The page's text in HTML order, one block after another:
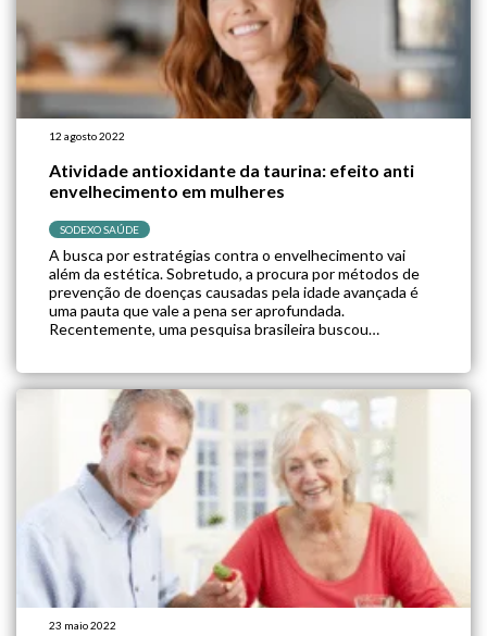
12 agosto 2022
Atividade antioxidante da taurina: efeito anti
envelhecimento em mulheres
SODEXO SAÚDE
A busca por estratégias contra o envelhecimento vai
além da estética. Sobretudo, a procura por métodos de
prevenção de doenças causadas pela idade avançada é
uma pauta que vale a pena ser aprofundada.
Recentemente, uma pesquisa brasileira buscou
Será que a […]
23 maio 2022